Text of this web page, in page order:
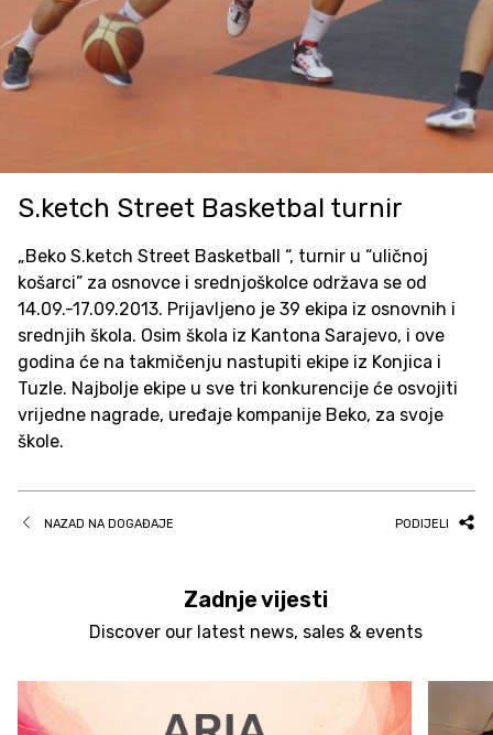
S.ketch Street Basketbal turnir
„Beko S.ketch Street Basketball “, turnir u “uličnoj
košarci” za osnovce i srednjoškolce održava se od
14.09.-17.09.2013. Prijavljeno je 39 ekipa iz osnovnih i
srednjih škola. Osim škola iz Kantona Sarajevo, i ove
godina će na takmičenju nastupiti ekipe iz Konjica i
Tuzle. Najbolje ekipe u sve tri konkurencije će osvojiti
vrijedne nagrade, uređaje kompanije Beko, za svoje
škole.
NAZAD NA DOGAĐAJE PODIJELI
Zadnje vijesti
Discover our latest news, sales & events